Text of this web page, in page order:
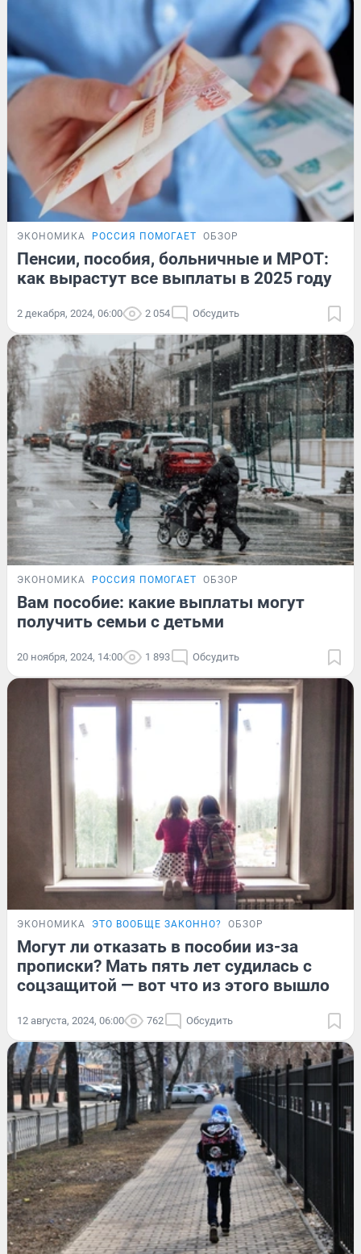
ЭКОНОМИКА РОССИЯ ПОМОГАЕТ ОБЗОР
Пенсии, пособия, больничные и МРОТ:
как вырастут все выплаты в 2025 году
2 декабря, 2024, 06:00 2 054 Обсудить
ЭКОНОМИКА РОССИЯ ПОМОГАЕТ ОБЗОР
Вам пособие: какие выплаты могут
получить семьи с детьми
20 ноября, 2024, 14:00 1 893 Обсудить
ЭКОНОМИКА ЭТО ВООБЩЕ ЗАКОННО? ОБЗОР
Могут ли отказать в пособии из-за
прописки? Мать пять лет судилась с
соцзащитой — вот что из этого вышло
12 августа, 2024, 06:00 762 Обсудить